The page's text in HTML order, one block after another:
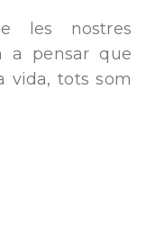
les nostres
a pensar que
vida, tots som